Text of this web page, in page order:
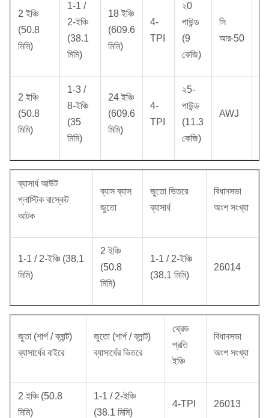
2 ইঞ্চি
(50.8
মিমি)
1-1 /
2-ইঞ্চি
(38.1
মিমি)
18 ইঞ্চি
(609.6
মিমি)
4-
TPI
২0
পাউন্ড
(9
কেজি)
সি
আর-50
2 ইঞ্চি
(50.8
মিমি)
1-3 /
8-ইঞ্চি
(35
মিমি)
24 ইঞ্চি
(609.6
মিমি)
4-
TPI
২5-
পাউন্ড
(11.3
কেজি)
AWJ
ব্যাসার্ধ আউট
প্লাস্টিক বাস্কেট
আটক
ব্যাস ব্যাস
জুতো
জুতো ভিতরে
ব্যাসার্ধ
বিধানসভা
অংশ সংখ্যা
1-1 / 2-ইঞ্চি (38.1
মিমি)
2 ইঞ্চি
(50.8
মিমি)
1-1 / 2-ইঞ্চি
(38.1 মিমি)
26014
জুতা (শার্প / ব্লান্ট)
ব্যাসার্ধের বাইরে
জুতো (শার্প / ব্লান্ট)
ব্যাসার্ধের ভিতরে
থ্রেড
প্রতি
ইঞ্চি
বিধানসভা
অংশ সংখ্যা
2 ইঞ্চি (50.8
মিমি)
1-1 / 2-ইঞ্চি
(38.1 মিমি)
4-TPI 26013